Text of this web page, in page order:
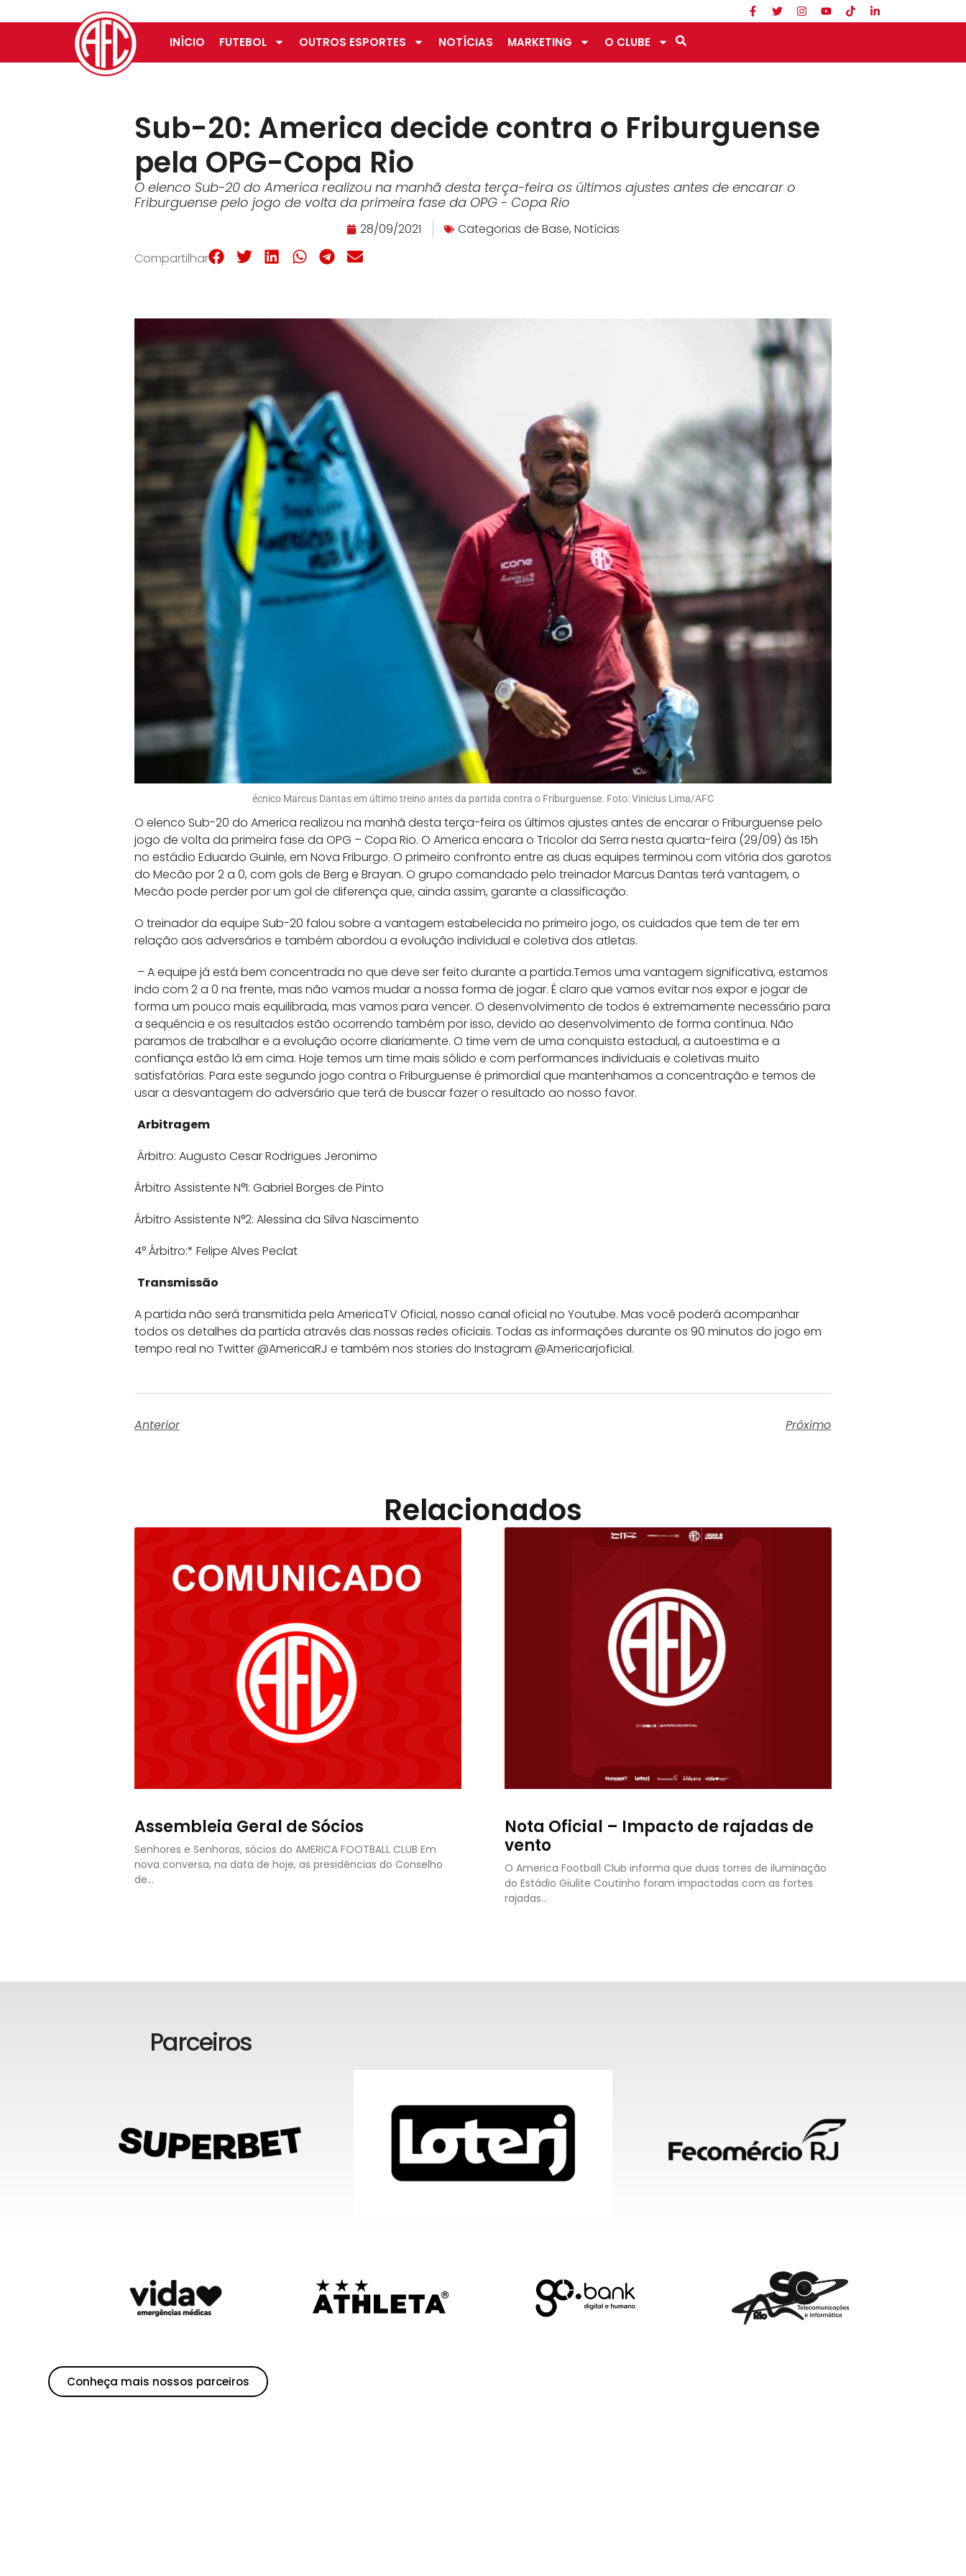
INÍCIO FUTEBOL OUTROS ESPORTES NOTÍCIAS MARKETING O CLUBE
Sub-20: America decide contra o Friburguense
pela OPG-Copa Rio
O elenco Sub-20 do America realizou na manhã desta terça-feira os últimos ajustes antes de encarar o
Friburguense pelo jogo de volta da primeira fase da OPG - Copa Rio
28/09/2021 Categorias de Base, Notícias
Compartilhar
écnico Marcus Dantas em último treino antes da partida contra o Friburguense. Foto: Vinícius Lima/AFC
O elenco Sub-20 do America realizou na manhã desta terça-feira os últimos ajustes antes de encarar o Friburguense pelo
jogo de volta da primeira fase da OPG – Copa Rio. O America encara o Tricolor da Serra nesta quarta-feira (29/09) às 15h
no estádio Eduardo Guinle, em Nova Friburgo. O primeiro confronto entre as duas equipes terminou com vitória dos garotos
do Mecão por 2 a 0, com gols de Berg e Brayan. O grupo comandado pelo treinador Marcus Dantas terá vantagem, o
Mecão pode perder por um gol de diferença que, ainda assim, garante a classificação.
O treinador da equipe Sub-20 falou sobre a vantagem estabelecida no primeiro jogo, os cuidados que tem de ter em
relação aos adversários e também abordou a evolução individual e coletiva dos atletas.
– A equipe já está bem concentrada no que deve ser feito durante a partida.Temos uma vantagem significativa, estamos
indo com 2 a 0 na frente, mas não vamos mudar a nossa forma de jogar. É claro que vamos evitar nos expor e jogar de
forma um pouco mais equilibrada, mas vamos para vencer. O desenvolvimento de todos é extremamente necessário para
a sequência e os resultados estão ocorrendo também por isso, devido ao desenvolvimento de forma contínua. Não
paramos de trabalhar e a evolução ocorre diariamente. O time vem de uma conquista estadual, a autoestima e a
confiança estão lá em cima. Hoje temos um time mais sólido e com performances individuais e coletivas muito
satisfatórias. Para este segundo jogo contra o Friburguense é primordial que mantenhamos a concentração e temos de
usar a desvantagem do adversário que terá de buscar fazer o resultado ao nosso favor.
Arbitragem
Árbitro: Augusto Cesar Rodrigues Jeronimo
Árbitro Assistente N°1: Gabriel Borges de Pinto
Árbitro Assistente N°2: Alessina da Silva Nascimento
4° Árbitro:* Felipe Alves Peclat
Transmissão
A partida não será transmitida pela AmericaTV Oficial, nosso canal oficial no Youtube. Mas você poderá acompanhar
todos os detalhes da partida através das nossas redes oficiais. Todas as informações durante os 90 minutos do jogo em
tempo real no Twitter @AmericaRJ e também nos stories do Instagram @Americarjoficial.
Anterior Próximo
Relacionados
Assembleia Geral de Sócios
Senhores e Senhoras, sócios do AMERICA FOOTBALL CLUB Em
nova conversa, na data de hoje, as presidências do Conselho
de…
Nota Oficial – Impacto de rajadas de
vento
O America Football Club informa que duas torres de iluminação
do Estádio Giulite Coutinho foram impactadas com as fortes
rajadas…
Parceiros
Conheça mais nossos parceiros